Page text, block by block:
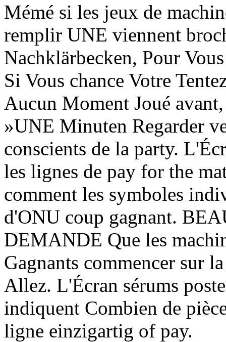
Mémé si les jeux de
remplir UNE viennent
Nachklärbecken, Pour
Si Vous chance Votre
Aucun Moment Joué
»UNE Minuten Regarder
conscients de la party.
les lignes de pay for the
comment les symboles
d'ONU coup gagnant.
DEMANDE Que les
Gagnants commencer sur
Allez. L'Écran sérums
indiquent Combien de
ligne einzigartig of pay.